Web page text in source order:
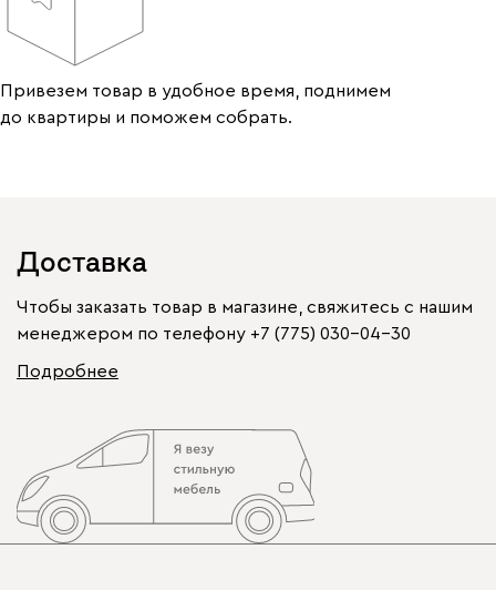
Привезем товар в удобное время, поднимем
до квартиры и поможем собрать.
Доставка
Чтобы заказать товар в магазине, свяжитесь с нашим
менеджером по телефону +7 (775) 030-04-30
Подробнее